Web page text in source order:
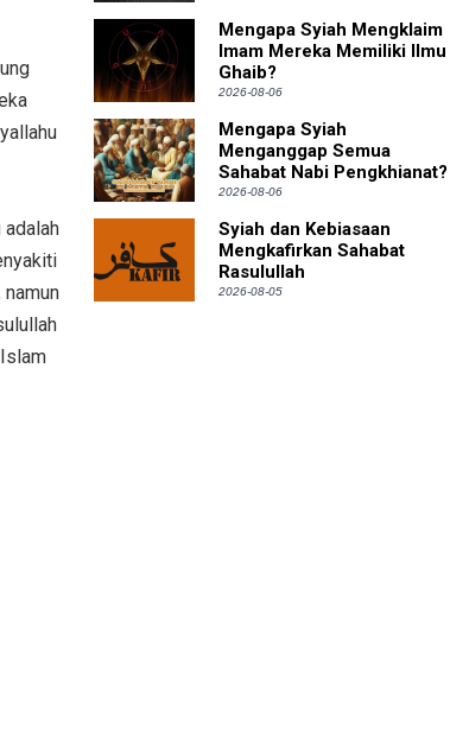
Mengapa Syiah Mengklaim
Imam Mereka Memiliki Ilmu
Ghaib?
2026-08-06
Mengapa Syiah
Menganggap Semua
Sahabat Nabi Pengkhianat?
2026-08-06
Syiah dan Kebiasaan
Mengkafirkan Sahabat
Rasulullah
2026-08-05